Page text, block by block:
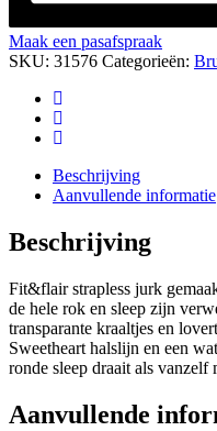
Maak een pasafspraak
SKU: 31576 Categorieën:
Beschrijving
Aanvullende informatie
Beschrijving
Fit&flair strapless jurk
de hele rok en sleep zijn
transparante kraaltjes en
Sweetheart halslijn en een
ronde sleep draait als vanzelf
Aanvullende